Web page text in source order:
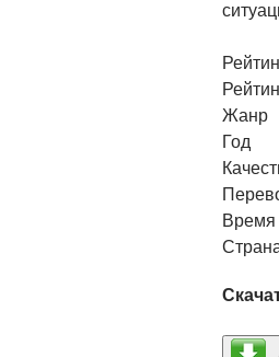
Жанр
Год
Время